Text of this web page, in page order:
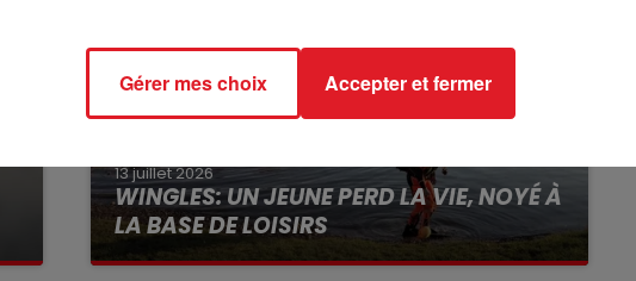
13 juillet 2026
WINGLES: UN JEUNE PERD LA VIE, NOYÉ À
LA BASE DE LOISIRS
La victime a coulé à pic
Gérer mes choix Accepter et fermer